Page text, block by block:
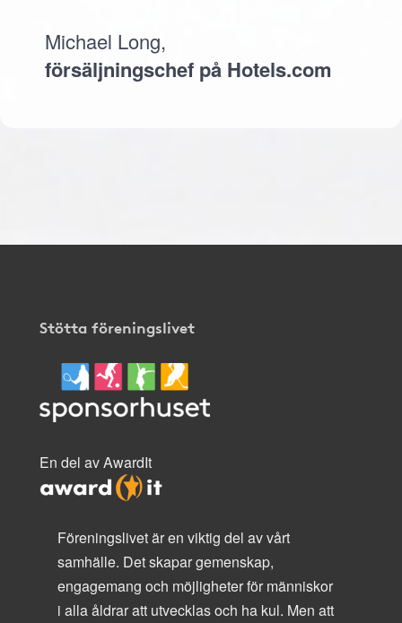
Michael Long,
försäljningschef på Hotels.com
Stötta föreningslivet
En del av AwardIt
Föreningslivet är en viktig del av vårt
samhälle. Det skapar gemenskap,
engagemang och möjligheter för människor
i alla åldrar att utvecklas och ha kul. Men att